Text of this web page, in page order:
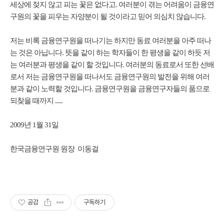
세상에 젖지 않고 피는 꽃은 없다고. 여러분이 겪는 어려움이 금융연
구원의 꽃을 피우는 자양분이 될 것이라고 믿어 의심치 않습니다.
저는 비록 금융연구원을 떠나기는 하지만 동료 여러분을 아주 떠나
는 것은 아닙니다. 뜻을 같이 하는 학자들이 한 평생을 같이 하듯 저
는 여러분과 평생을 같이 할 것입니다. 여러분의 동료로서 또한 선배
로서 저는 금융연구원을 떠나서도 금융연구원의 발전을 위해 여러
분과 같이 노력할 것입니다. 금융연구원을 금융연구자들의 품으로
되찾을 때까지 .....
2009년 1월 31일
한국금융연구원 원장 이동걸
공감 구독하기